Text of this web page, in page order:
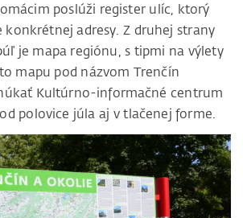
poslúži register ulíc, ktorý
konkrétnej adresy. Z druhej strany
je mapa regiónu, s tipmi na výlety
mapu pod názvom Trenčín
Kultúrno-informačné centrum
polovice júla aj v tlačenej forme.